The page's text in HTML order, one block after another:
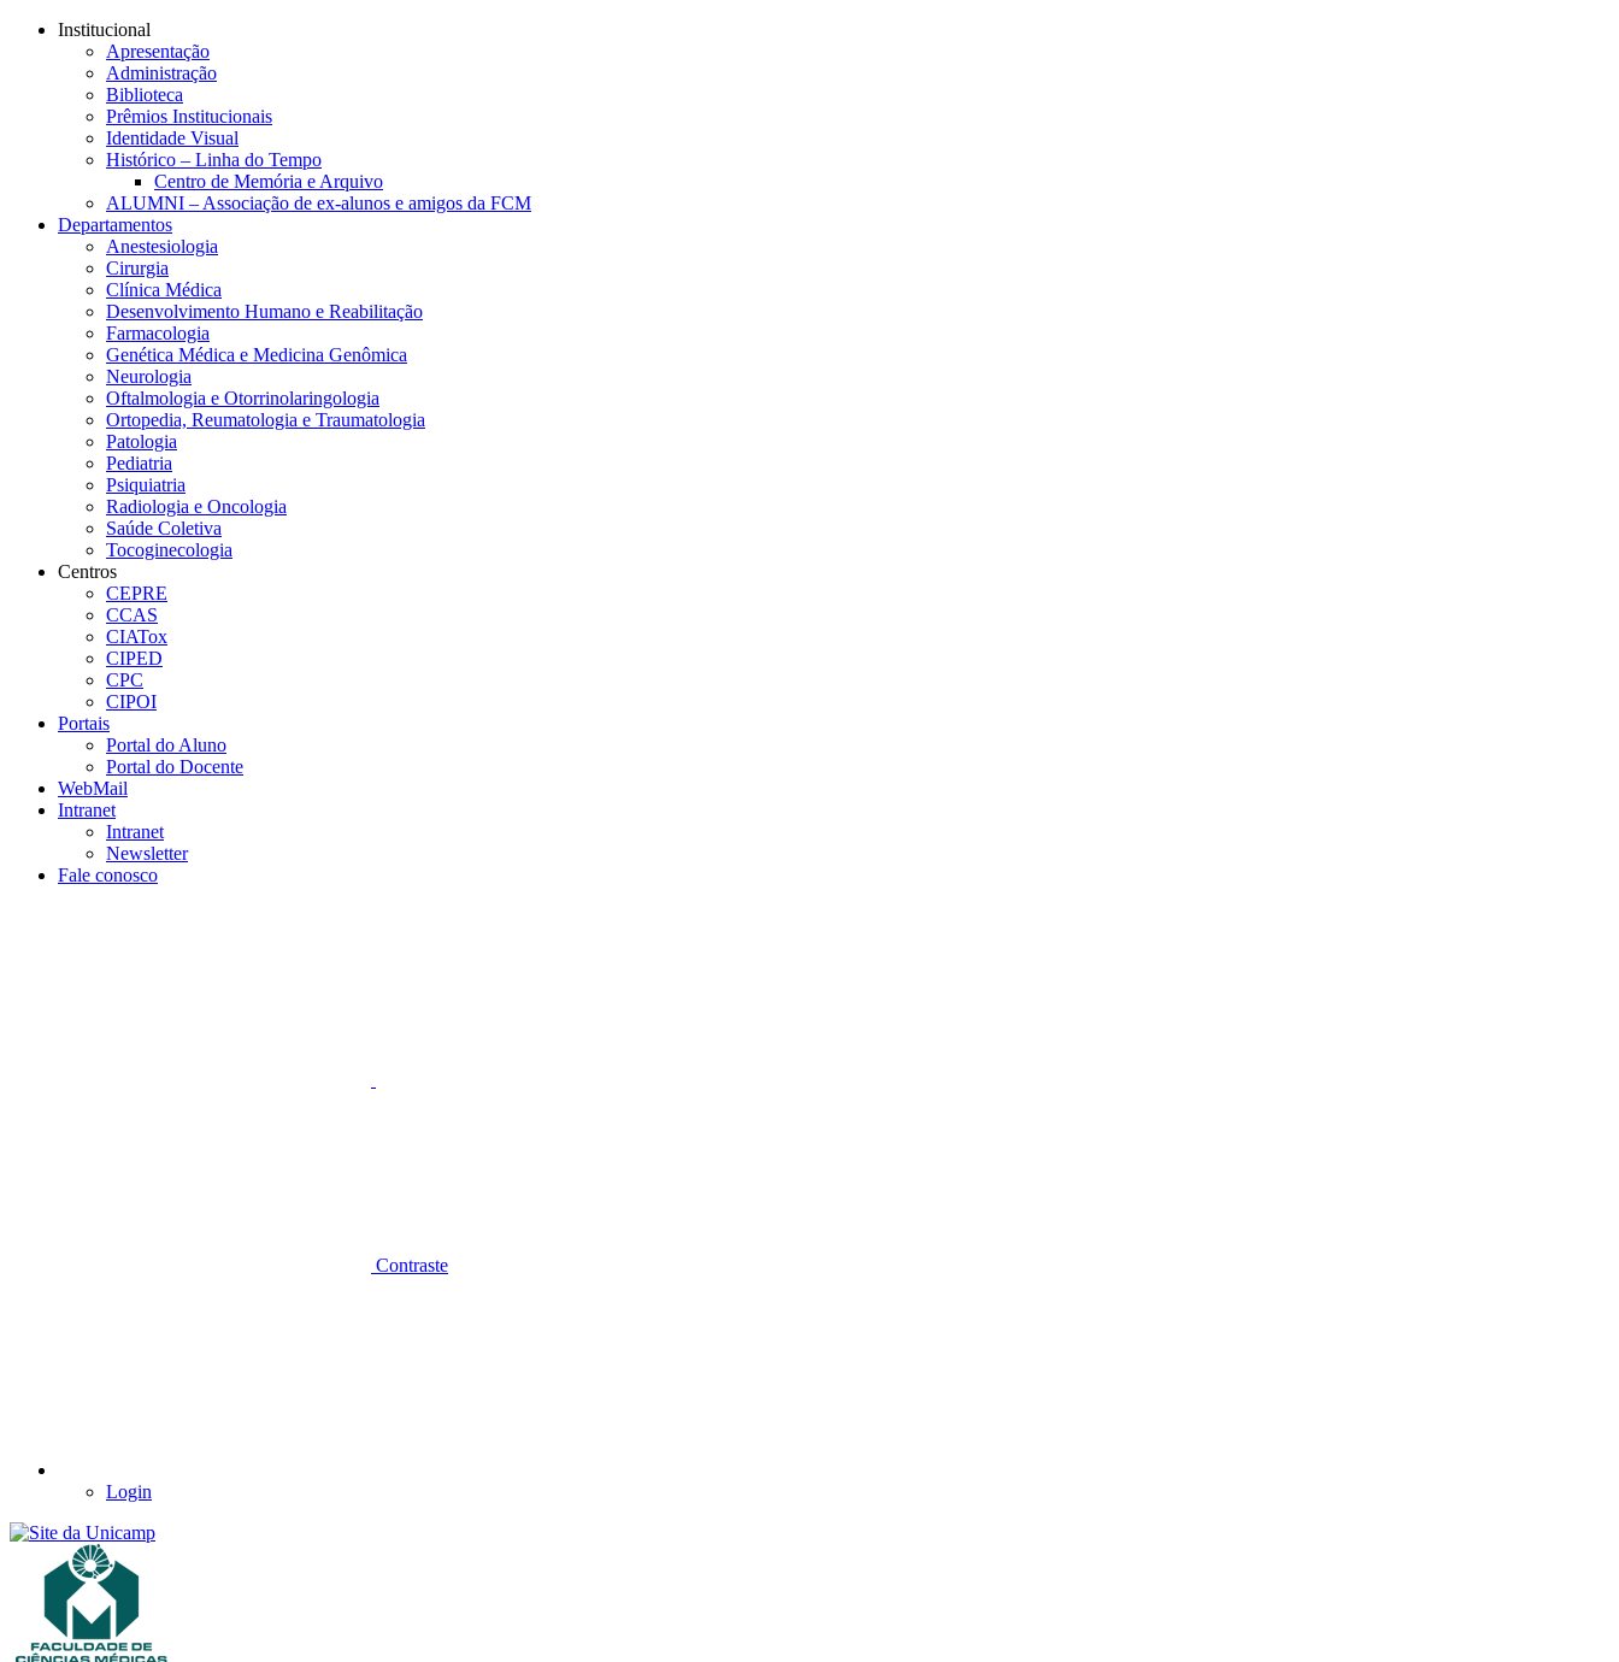
Conteúdo principal
Institucional
Apresentação
Administração
Biblioteca
Prêmios Institucionais
Identidade Visual
Histórico – Linha do Tempo
Centro de Memória e Arquivo
ALUMNI – Associação de ex-alunos e amigos da FCM
Departamentos
Anestesiologia
Cirurgia
Clínica Médica
Desenvolvimento Humano e Reabilitação
Farmacologia
Genética Médica e Medicina Genômica
Neurologia
Oftalmologia e Otorrinolaringologia
Ortopedia, Reumatologia e Traumatologia
Patologia
Pediatria
Psiquiatria
Radiologia e Oncologia
Saúde Coletiva
Tocoginecologia
Centros
CEPRE
CCAS
CIATox
CIPED
CPC
CIPOI
Portais
Portal do Aluno
Portal do Docente
WebMail
Intranet
Intranet
Newsletter
Fale conosco
Contraste
Login